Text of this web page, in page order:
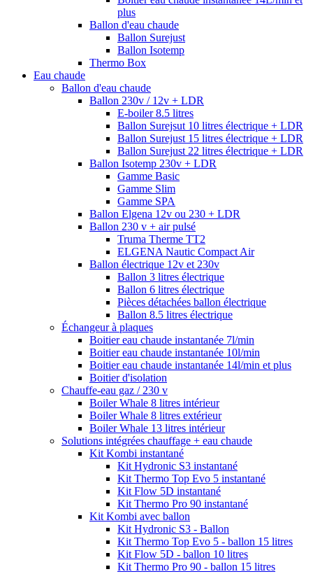
plus
Ballon d'eau chaude
Ballon Surejust
Ballon Isotemp
Thermo Box
Eau chaude
Ballon d'eau chaude
Ballon 230v / 12v + LDR
E-boiler 8.5 litres
Ballon Surejsut 10 litres électrique + LDR
Ballon Surejust 15 litres électrique + LDR
Ballon Surejust 22 litres électrique + LDR
Ballon Isotemp 230v + LDR
Gamme Basic
Gamme Slim
Gamme SPA
Ballon Elgena 12v ou 230 + LDR
Ballon 230 v + air pulsé
Truma Therme TT2
ELGENA Nautic Compact Air
Ballon électrique 12v et 230v
Ballon 3 litres électrique
Ballon 6 litres électrique
Pièces détachées ballon électrique
Ballon 8.5 litres électrique
Échangeur à plaques
Boitier eau chaude instantanée 7l/min
Boitier eau chaude instantanée 10l/min
Boitier eau chaude instantanée 14l/min et plus
Boitier d'isolation
Chauffe-eau gaz / 230 v
Boiler Whale 8 litres intérieur
Boiler Whale 8 litres extérieur
Boiler Whale 13 litres intérieur
Solutions intégrées chauffage + eau chaude
Kit Kombi instantané
Kit Hydronic S3 instantané
Kit Thermo Top Evo 5 instantané
Kit Flow 5D instantané
Kit Thermo Pro 90 instantané
Kit Kombi avec ballon
Kit Hydronic S3 - Ballon
Kit Thermo Top Evo 5 - ballon 15 litres
Kit Flow 5D - ballon 10 litres
Kit Thermo Pro 90 - ballon 15 litres